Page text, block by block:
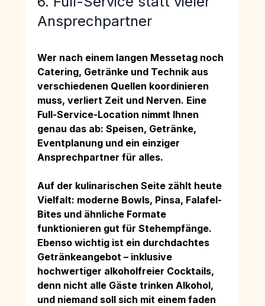
Ansprechpartner
Wer nach einem langen Messetag noch
Catering, Getränke und Technik aus
verschiedenen Quellen koordinieren
muss, verliert Zeit und Nerven. Eine
Full-Service-Location nimmt Ihnen
genau das ab: Speisen, Getränke,
Eventplanung und ein einziger
Ansprechpartner für alles.
Auf der kulinarischen Seite zählt heute
Vielfalt: moderne Bowls, Pinsa, Falafel-
Bites und ähnliche Formate
funktionieren gut für Stehempfänge.
Ebenso wichtig ist ein durchdachtes
Getränkeangebot – inklusive
hochwertiger alkoholfreier Cocktails,
denn nicht alle Gäste trinken Alkohol,
und niemand soll sich mit einem faden